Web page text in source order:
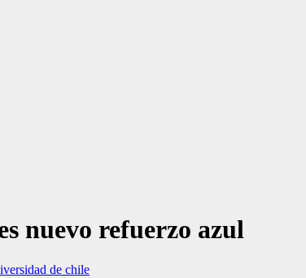
nuevo refuerzo azul
de chile